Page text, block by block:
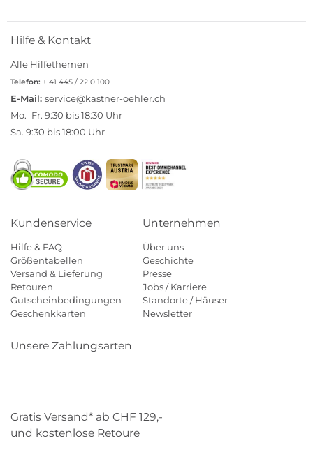
Hilfe & Kontakt
Alle Hilfethemen
Telefon: + 41 445 / 22 0 100
E-Mail: service@kastner-oehler.ch
Mo.–Fr. 9:30 bis 18:30 Uhr
Sa. 9:30 bis 18:00 Uhr
Kundenservice
Hilfe & FAQ
Größentabellen
Versand & Lieferung
Retouren
Gutscheinbedingungen
Geschenkkarten
Unternehmen
Über uns
Geschichte
Presse
Jobs / Karriere
Standorte / Häuser
Newsletter
Unsere Zahlungsarten
Gratis Versand* ab CHF 129,-
und kostenlose Retoure